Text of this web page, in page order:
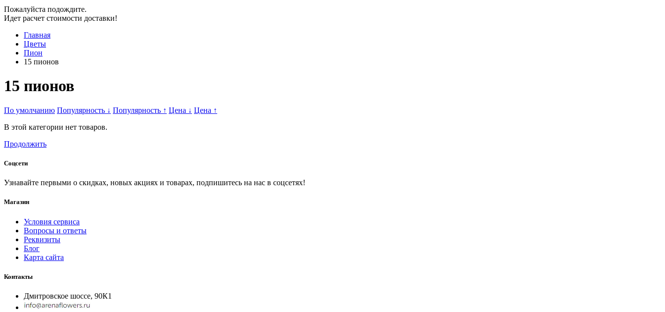
Пожалуйста подождите.
Идет расчет стоимости доставки!
Главная
Цветы
Пион
15 пионов
15 пионов
По умолчанию Популярность ↓ Популярность ↑ Цена ↓ Цена ↑
В этой категории нет товаров.
Продолжить
Соцсети
Узнавайте первыми о скидках, новых акциях и товарах, подпишитесь на нас в соцсетях!
Магазин
Условия сервиса
Вопросы и ответы
Реквизиты
Блог
Карта сайта
Контакты
Дмитровское шоссе, 90К1